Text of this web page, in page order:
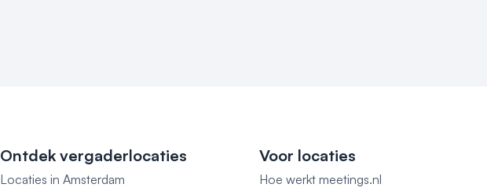
Ontdek vergaderlocaties
Locaties in Amsterdam
Voor locaties
Hoe werkt meetings.nl